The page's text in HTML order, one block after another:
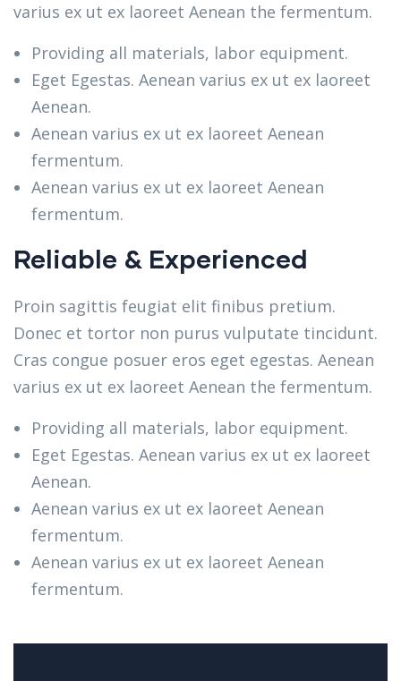
varius ex ut ex laoreet Aenean the fermentum.
Providing all materials, labor equipment.
Eget Egestas. Aenean varius ex ut ex laoreet
Aenean.
Aenean varius ex ut ex laoreet Aenean
fermentum.
Aenean varius ex ut ex laoreet Aenean
fermentum.
Reliable & Experienced
Proin sagittis feugiat elit finibus pretium.
Donec et tortor non purus vulputate tincidunt.
Cras congue posuer eros eget egestas. Aenean
varius ex ut ex laoreet Aenean the fermentum.
Providing all materials, labor equipment.
Eget Egestas. Aenean varius ex ut ex laoreet
Aenean.
Aenean varius ex ut ex laoreet Aenean
fermentum.
Aenean varius ex ut ex laoreet Aenean
fermentum.